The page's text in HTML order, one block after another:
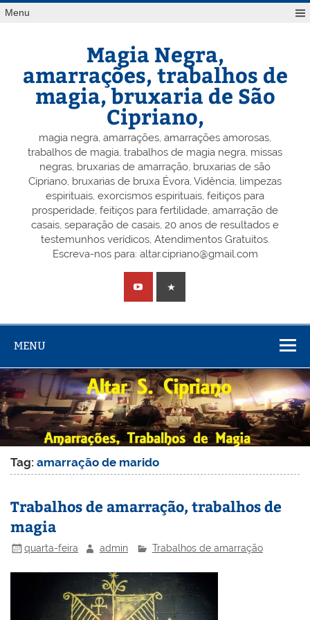
Skip
toMenu
Magia Negra,
amarrações, trabalhos de
magia, bruxaria de São
Cipriano,
magia negra, amarrações, amarrações amorosas,
trabalhos de magia, trabalhos de magia negra, missas
negras, bruxarias de amarração, bruxarias de são
Cipriano, bruxarias de bruxa Évora, Vidência, limpezas
espirituais, exorcismos espirituais, feitiços para
prosperidade, feitiços para fertilidade, amarração de
casais, separação de casais, 20 anos de resultados e
testemunhos verídicos, Atendimentos Gratuitos.
Escreva-nos para: altar.cipriano@gmail.com
MENU
Tag:amarração de marido
Trabalhos de amarração, trabalhos de
magia
quarta-feira admin Trabalhos de amarração